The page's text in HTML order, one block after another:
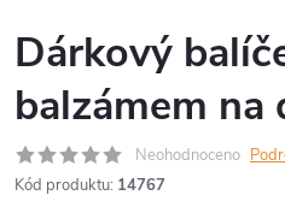
Dárkový
balzámem na
Neohodnoceno
Kód produktu: 14767